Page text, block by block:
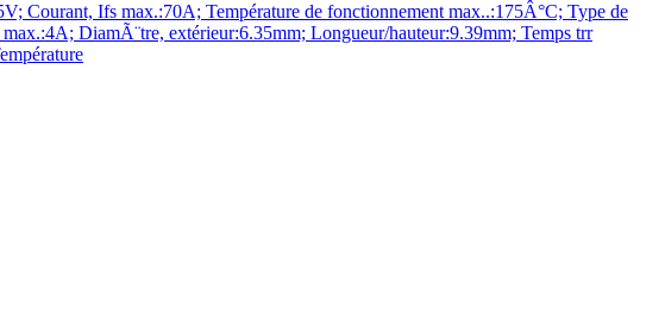
Ifs max.:70A; Température de fonctionnement max..:175Â°C; Type de
DiamÃ¨tre, extérieur:6.35mm; Longueur/hauteur:9.39mm; Temps trr